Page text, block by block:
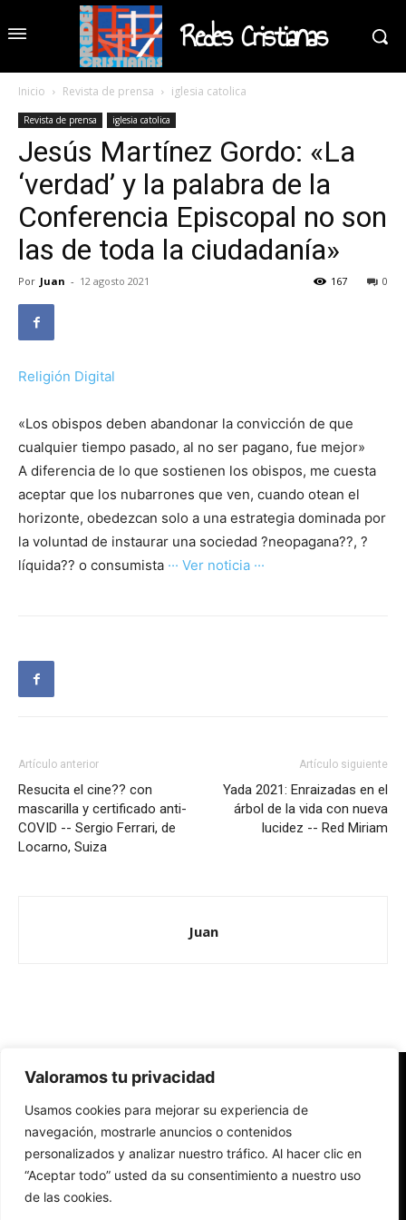
Valoramos tu privacidad
Usamos cookies para mejorar su experiencia de
navegación, mostrarle anuncios o contenidos
personalizados y analizar nuestro tráfico. Al hacer clic en
“Aceptar todo” usted da su consentimiento a nuestro uso
de las cookies.
Redes Cristianas
Inicio Revista de prensa iglesia catolica
Revista de prensa iglesia catolica
Jesús Martínez Gordo: «La
‘verdad’ y la palabra de la
Conferencia Episcopal no son
las de toda la ciudadanía»
Por Juan - 12 agosto 2021 0
167
Religión Digital
«Los obispos deben abandonar la convicción de que
cualquier tiempo pasado, al no ser pagano, fue mejor»
A diferencia de lo que sostienen los obispos, me cuesta
aceptar que los nubarrones que ven, cuando otean el
horizonte, obedezcan solo a una estrategia dominada por
la voluntad de instaurar una sociedad ?neopagana??, ?
líquida?? o consumista ··· Ver noticia ···
Artículo anterior
Resucita el cine?? con
mascarilla y certificado anti-
COVID -- Sergio Ferrari, de
Locarno, Suiza
Artículo siguiente
Yada 2021: Enraizadas en el
árbol de la vida con nueva
lucidez -- Red Miriam
Juan
Redes Cristianas
Una mirada alternativa sobre la Iglesia católica y la sociedad
- Colectivos de Redes Cristianas